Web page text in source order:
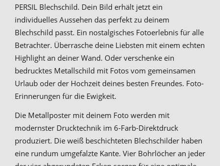
PERSIL Blechschild. Dein Bild erhält jetzt ein
individuelles Aussehen das perfekt zu deinem
Blechschild passt. Ein nostalgisches Fotoerlebnis für alle
Betrachter. Überrasche deine Liebsten mit einem echten
Highlight an deiner Wand. Oder verschenke ein
bedrucktes Metallschild mit Fotos vom gemeinsamen
Urlaub oder der Hochzeit deines besten Freundes. Foto-
Erinnerungen für die Ewigkeit.
Die Metallposter mit deinem Foto werden mit
modernster Drucktechnik im 6-Farb-Direktdruck
produziert. Die weiß beschichteten Blechschilder haben
eine rundum umgefalzte Kante. Vier Bohrlöcher an jeder